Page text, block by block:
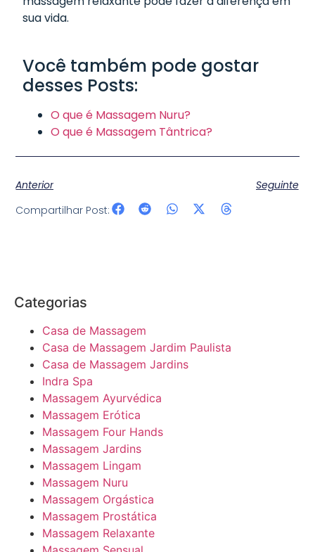
sua vida.
Você também pode gostar
desses Posts:
O que é Massagem Nuru?
O que é Massagem Tântrica?
Anterior
Seguinte
Compartilhar Post:
Categorias
Casa de Massagem
Casa de Massagem Jardim Paulista
Casa de Massagem Jardins
Indra Spa
Massagem Ayurvédica
Massagem Erótica
Massagem Four Hands
Massagem Jardins
Massagem Lingam
Massagem Nuru
Massagem Orgástica
Massagem Prostática
Massagem Relaxante